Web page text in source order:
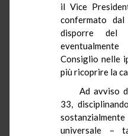
il Vice
confermato
disporre del
Consiglio nelle
più ricoprire la
Ad avviso
33,
universale –